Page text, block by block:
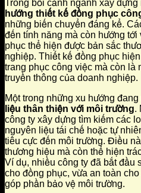
Trong bối cảnh ngành xây dựng
hướng thiết kế đồng phục
những biến chuyển đáng kể.
đến tính năng mà còn hướng
phục thể hiện được bản sắc
nghiệp. Thiết kế đồng phục
trang phục công việc mà còn là
truyền thông của doanh nghiệp.
Một trong những xu hướng
liệu thân thiện với môi trường.
công ty xây dựng tìm kiếm các
nguyên liệu tái chế hoặc tự
tiêu cực đến môi trường. Điều
thương hiệu mà còn thể hiện
Ví dụ, nhiều công ty đã bắt đầu
cho đồng phục, vừa an toàn
góp phần bảo vệ môi trường.